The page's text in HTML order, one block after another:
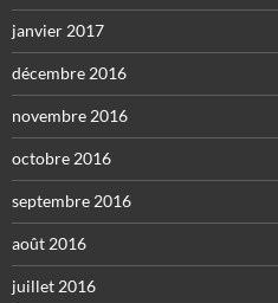
janvier 2017
décembre 2016
novembre 2016
octobre 2016
septembre 2016
août 2016
juillet 2016